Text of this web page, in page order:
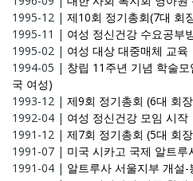
1995-12 | 제10회 정기총회(7대 회
1995-11 | 여성 정신건강 수요공부
1995-02 | 여성 대상 대중매체 교육
1994-05 | 창립 11주년 기념 학술
국 여성)
1993-12 | 제9회 정기총회 (6대 회
1992-04 | 여성 정신건강 모임 시작
1991-12 | 제7회 정기총회 (5대 회
1991-07 | 미국 시카고 국제 알트루
1991-04 | 알트루사 서울지부 개설